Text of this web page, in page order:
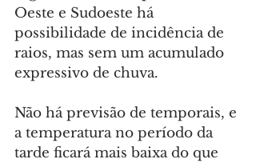
Oeste e Sudoeste há
possibilidade de incidência de
raios, mas sem um acumulado
expressivo de chuva.
Não há previsão de temporais, e
a temperatura no período da
tarde ficará mais baixa do que